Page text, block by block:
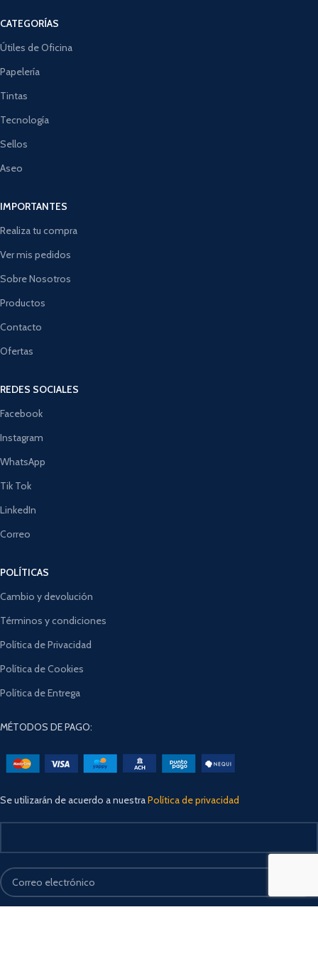
CATEGORÍAS
Útiles de Oficina
Papelería
Tintas
Tecnología
Sellos
Aseo
IMPORTANTES
Realiza tu compra
Ver mis pedidos
Sobre Nosotros
Productos
Contacto
Ofertas
REDES SOCIALES
Facebook
Instagram
WhatsApp
Tik Tok
LinkedIn
Correo
POLÍTICAS
Cambio y devolución
Términos y condiciones
Política de Privacidad
Política de Cookies
Política de Entrega
MÉTODOS DE PAGO:
Se utilizarán de acuerdo a nuestraPolítica de privacidad